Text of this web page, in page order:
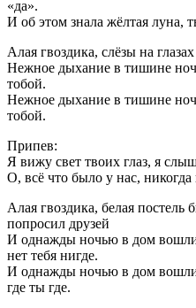
«да».
И об этом знала жёлтая луна,
Алая гвоздика, слёзы на
Нежное дыхание в тишине
тобой.
Нежное дыхание в тишине
тобой.
Припев:
Я вижу свет твоих глаз, я
О, всё что было у нас,
Алая гвоздика, белая
попросил друзей
И однажды ночью в дом вошли
нет тебя нигде.
И однажды ночью в дом вошли
где ты где.